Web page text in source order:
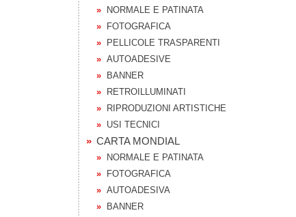
NORMALE E PATINATA
FOTOGRAFICA
PELLICOLE TRASPARENTI
AUTOADESIVE
BANNER
RETROILLUMINATI
RIPRODUZIONI ARTISTICHE
USI TECNICI
CARTA MONDIAL
NORMALE E PATINATA
FOTOGRAFICA
AUTOADESIVA
BANNER